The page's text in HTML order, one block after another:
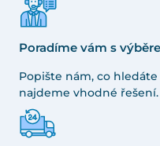
Poradíme vám s
Popište nám, co
najdeme vhodné řešení.